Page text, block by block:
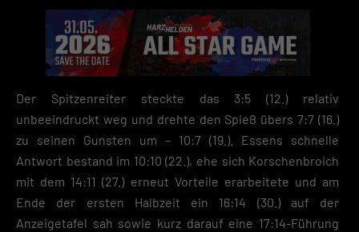
Der Spitzenreiter steckte das 3:5 (12.) relativ
unbeeindruckt weg und drehte den Spieß übers 7:7 (16.)
zu seinen Gunsten um – 10:7 (19.). Essens schnelle
Antwort bestand im 10:10 (22.), ehe sich Korschenbroich
mit dem 14:11 (27.) erneut Vorteile erarbeitete und am
Ende der ersten Halbzeit ein 16:14 (30.) auf der
Anzeigetafel sah sowie kurz darauf eine 17:14-Führung